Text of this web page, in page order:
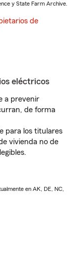
y State Farm Archive.
de
eléctricos
a prevenir
de forma
para los titulares
vivienda no de
en AK, DE, NC,